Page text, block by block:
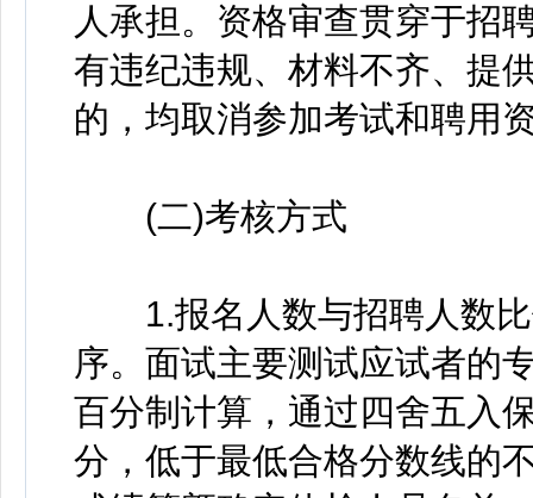
人承担。资格审查贯穿于招
有违纪违规、材料不齐、提
的，均取消参加考试和聘用
(二)考核方式
1.报名人数与招聘人数比
序。面试主要测试应试者的
百分制计算，通过四舍五入
分，低于最低合格分数线的